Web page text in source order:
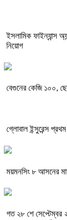
ইসলামিক ফাইন্যান্স
নিয়োগ
বেগুনের কেজি ১০০,
গ্লোবাল ইন্সুরেন্স
ময়মনসিং ৮ আসনের
গত ২৮ শে সেপ্টেম্বর